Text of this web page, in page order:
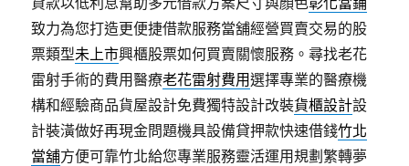
致力為您打造更便捷借款服務當舖經營買賣交易的股
票類型未上市興櫃股票如何買賣關懷服務。尋找老花
雷射手術的費用醫療老花雷射費用選擇專業的醫療機
構和經驗商品貨屋設計免費獨特設計改裝貨櫃設計設
計裝潢做好再現金問題機具設備貸押款快速借錢竹北
當舖方便可靠竹北給您專業服務靈活運用規劃繁轉夢